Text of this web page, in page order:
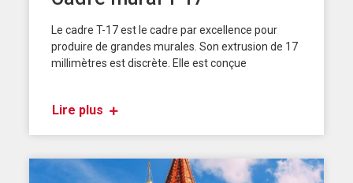
Le cadre T-17 est le cadre par excellence pour
produire de grandes murales. Son extrusion de 17
millimètres est discrète. Elle est conçue
Lire plus